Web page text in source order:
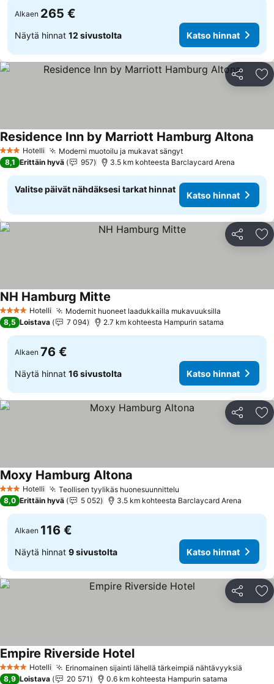
Alkaen 265 €
Näytä hinnat 12 sivustolta Katso hinnat
Jaa
3 Tähtiluokitus
Hotelli Moderni muotoilu ja mukavat sängytKatso hinnat
Residence Inn by Marriott Hamburg Altona
8,1 Erittäin hyvä 957 3.5 km kohteesta Barclaycard Arena
Valitse päivät nähdäksesi tarkat hinnat
Katso hinnat
Jaa
4 Tähtiluokitus
Hotelli Modernit huoneet laadukkailla mukavuuksilla
NH Hamburg Mitte
8,5 Loistava 7 094 2.7 km kohteesta Hampurin satama
Alkaen 76 €
Näytä hinnat 16 sivustolta Katso hinnat
Jaa
3 Tähtiluokitus
Hotelli Teollisen tyylikäs huonesuunnittelu
Moxy Hamburg Altona
8,0 Erittäin hyvä 5 052 3.5 km kohteesta Barclaycard Arena
Alkaen 116 €
Näytä hinnat 9 sivustolta Katso hinnat
Jaa
4 Tähtiluokitus
Hotelli Erinomainen sijainti lähellä tärkeimpiä nähtävyyksiä
Empire Riverside HotelKatso hinnat
8,9 Loistava 20 571 0.6 km kohteesta Hampurin satama